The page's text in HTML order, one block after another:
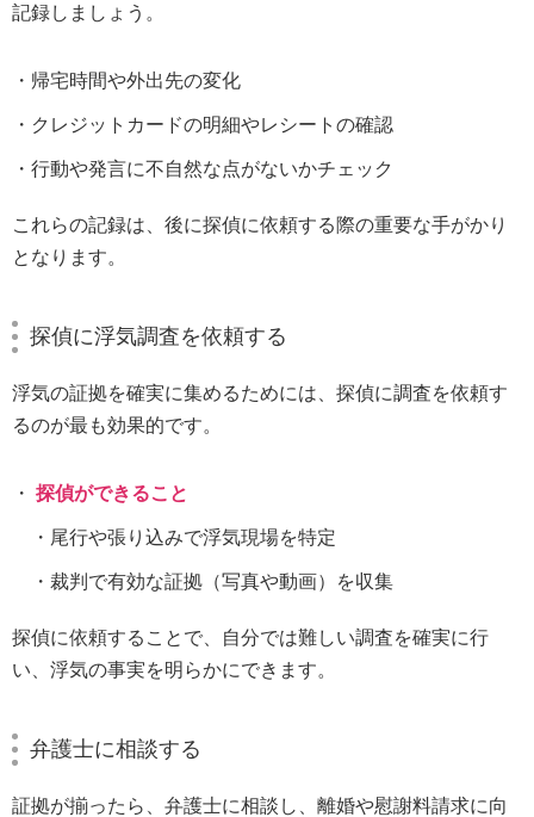
記録しましょう。
帰宅時間や外出先の変化
クレジットカードの明細やレシートの確認
行動や発言に不自然な点がないかチェック
これらの記録は、後に探偵に依頼する際の重要な手がかり
となります。
探偵に浮気調査を依頼する
浮気の証拠を確実に集めるためには、探偵に調査を依頼す
るのが最も効果的です。
探偵ができること
尾行や張り込みで浮気現場を特定
裁判で有効な証拠（写真や動画）を収集
探偵に依頼することで、自分では難しい調査を確実に行
い、浮気の事実を明らかにできます。
弁護士に相談する
証拠が揃ったら、弁護士に相談し、離婚や慰謝料請求に向